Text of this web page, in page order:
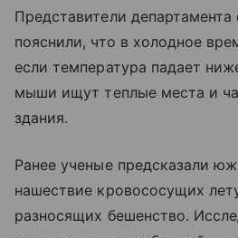
Представители
пояснили, что в холодное
если температура падает
мыши ищут теплые места и
здания.
Ранее ученые предсказали
нашествие кровососущих
разносящих бешенство.